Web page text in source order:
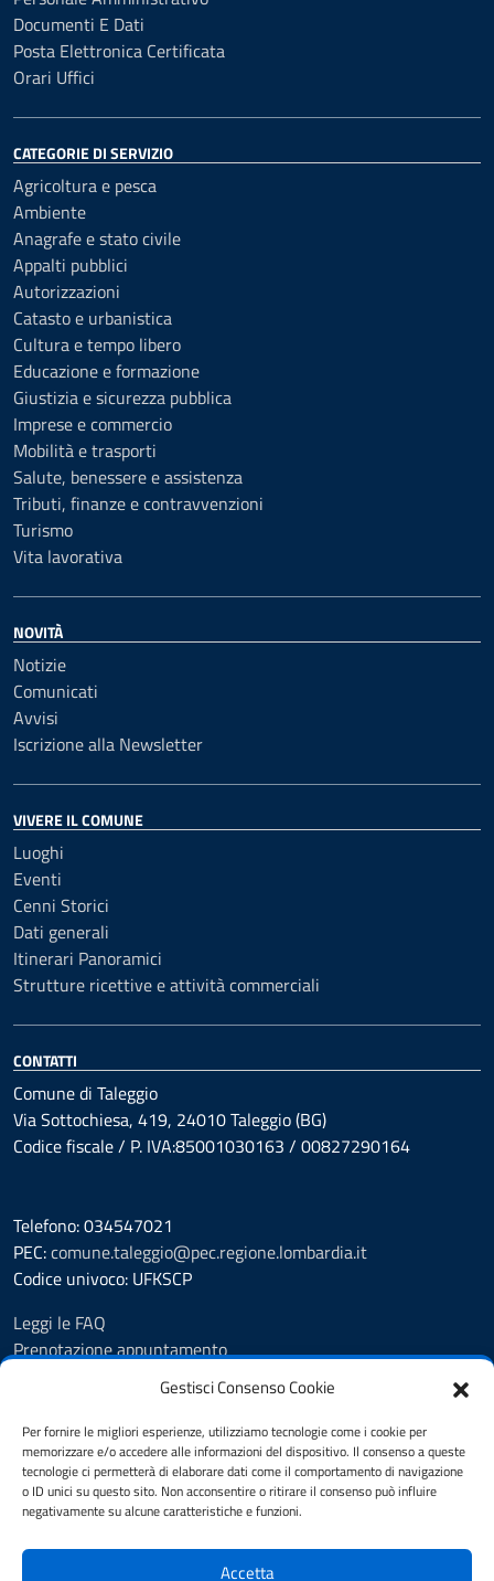
Gestisci Consenso Cookie
Per fornire le migliori esperienze, utilizziamo tecnologie come i cookie per
memorizzare e/o accedere alle informazioni del dispositivo. Il consenso a queste
tecnologie ci permetterà di elaborare dati come il comportamento di navigazione
o ID unici su questo sito. Non acconsentire o ritirare il consenso può influire
negativamente su alcune caratteristiche e funzioni.
Accetta
Documenti E Dati
Posta Elettronica Certificata
Orari Uffici
CATEGORIE DI SERVIZIO
Agricoltura e pesca
Ambiente
Anagrafe e stato civile
Appalti pubblici
Autorizzazioni
Catasto e urbanistica
Cultura e tempo libero
Educazione e formazione
Giustizia e sicurezza pubblica
Imprese e commercio
Mobilità e trasporti
Salute, benessere e assistenza
Tributi, finanze e contravvenzioni
Turismo
Vita lavorativa
NOVITÀ
Notizie
Comunicati
Avvisi
Iscrizione alla Newsletter
VIVERE IL COMUNE
Luoghi
Eventi
Cenni Storici
Dati generali
Itinerari Panoramici
Strutture ricettive e attività commerciali
CONTATTI
Comune di Taleggio
Via Sottochiesa, 419, 24010 Taleggio (BG)
Codice fiscale / P. IVA:85001030163 / 00827290164
Telefono: 034547021
PEC:comune.taleggio@pec.regione.lombardia.it
Codice univoco: UFKSCP
Leggi le FAQ
Prenotazione appuntamento
Segnalazione disservizio
Richiesta Assistenza
Amministrazione Trasparente
Albo pretorio dal 8.11.23
Albo pretorio fino al 7.11.23
Atti amministrativi
Informativa privacy